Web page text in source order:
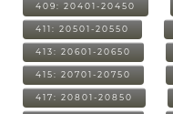
409: 20401-20450
411: 20501-20550
413: 20601-20650
415: 20701-20750
417: 20801-20850